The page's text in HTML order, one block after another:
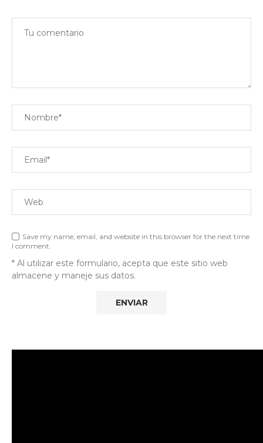
Save my name, email, and website in this browser for the next time
I comment.
* Al utilizar este formulario, acepta que este sitio web
almacene y maneje sus datos.